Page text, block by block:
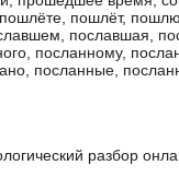
пошлёт,
пославшая,
посланному,
посланные,
разбор